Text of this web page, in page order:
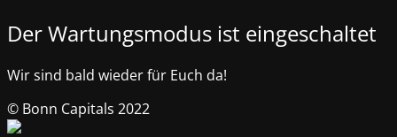
Der Wartungsmodus ist eingeschaltet
Wir sind bald wieder für Euch da!
© Bonn Capitals 2022